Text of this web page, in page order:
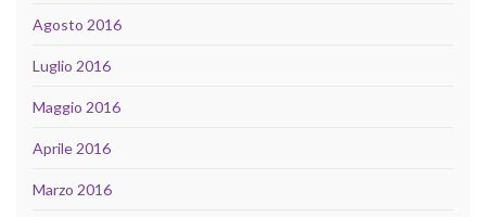
Agosto 2016
Luglio 2016
Maggio 2016
Aprile 2016
Marzo 2016